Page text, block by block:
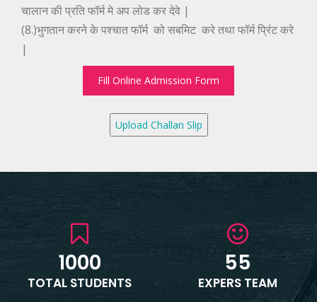
चालान की प्रति फॉर्म मे अप लोड कर देवे |
(8.)भुगतान करने के पश्चात फॉर्म को सबमिट करे तथा फॉर्म प्रिंट करे
|
Fill Online Admission Form
1000
TOTAL STUDENTS
55
EXPERS TEAM